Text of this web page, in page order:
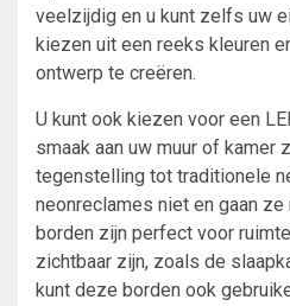
veelzijdig en u kunt zelfs uw
kiezen uit een reeks kleuren
ontwerp te creëren.
U kunt ook kiezen voor een
smaak aan uw muur of kamer
tegenstelling tot traditionele
neonreclames niet en gaan
borden zijn perfect voor
zichtbaar zijn, zoals de
kunt deze borden ook